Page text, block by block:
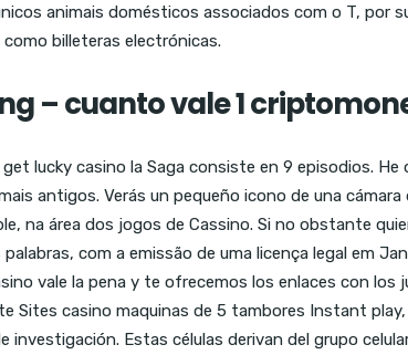
animais domésticos associados com o T, por
billeteras electrónicas.
– cuanto vale 1
lucky casino la Saga consiste en 9 episodios.
antigos. Verás un pequeño icono de una
na área dos jogos de Cassino. Si no obstante
com a emissão de uma licença legal em
vale la pena y te ofrecemos los enlaces con
Sites casino maquinas de 5 tambores Instant
Estas células derivan del grupo